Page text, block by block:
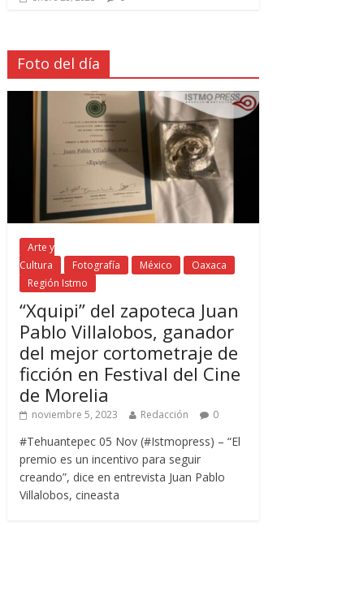
Foto del día
Arte y
Cultura
Fotografía México
Oaxaca
Región Istmo
“Xquipi” del zapoteca Juan
Pablo Villalobos, ganador
del mejor cortometraje de
ficción en Festival del Cine
de Morelia
noviembre 5, 2023 Redacción 0
#Tehuantepec 05 Nov (#Istmopress) – “El
premio es un incentivo para seguir
creando”, dice en entrevista Juan Pablo
Villalobos, cineasta